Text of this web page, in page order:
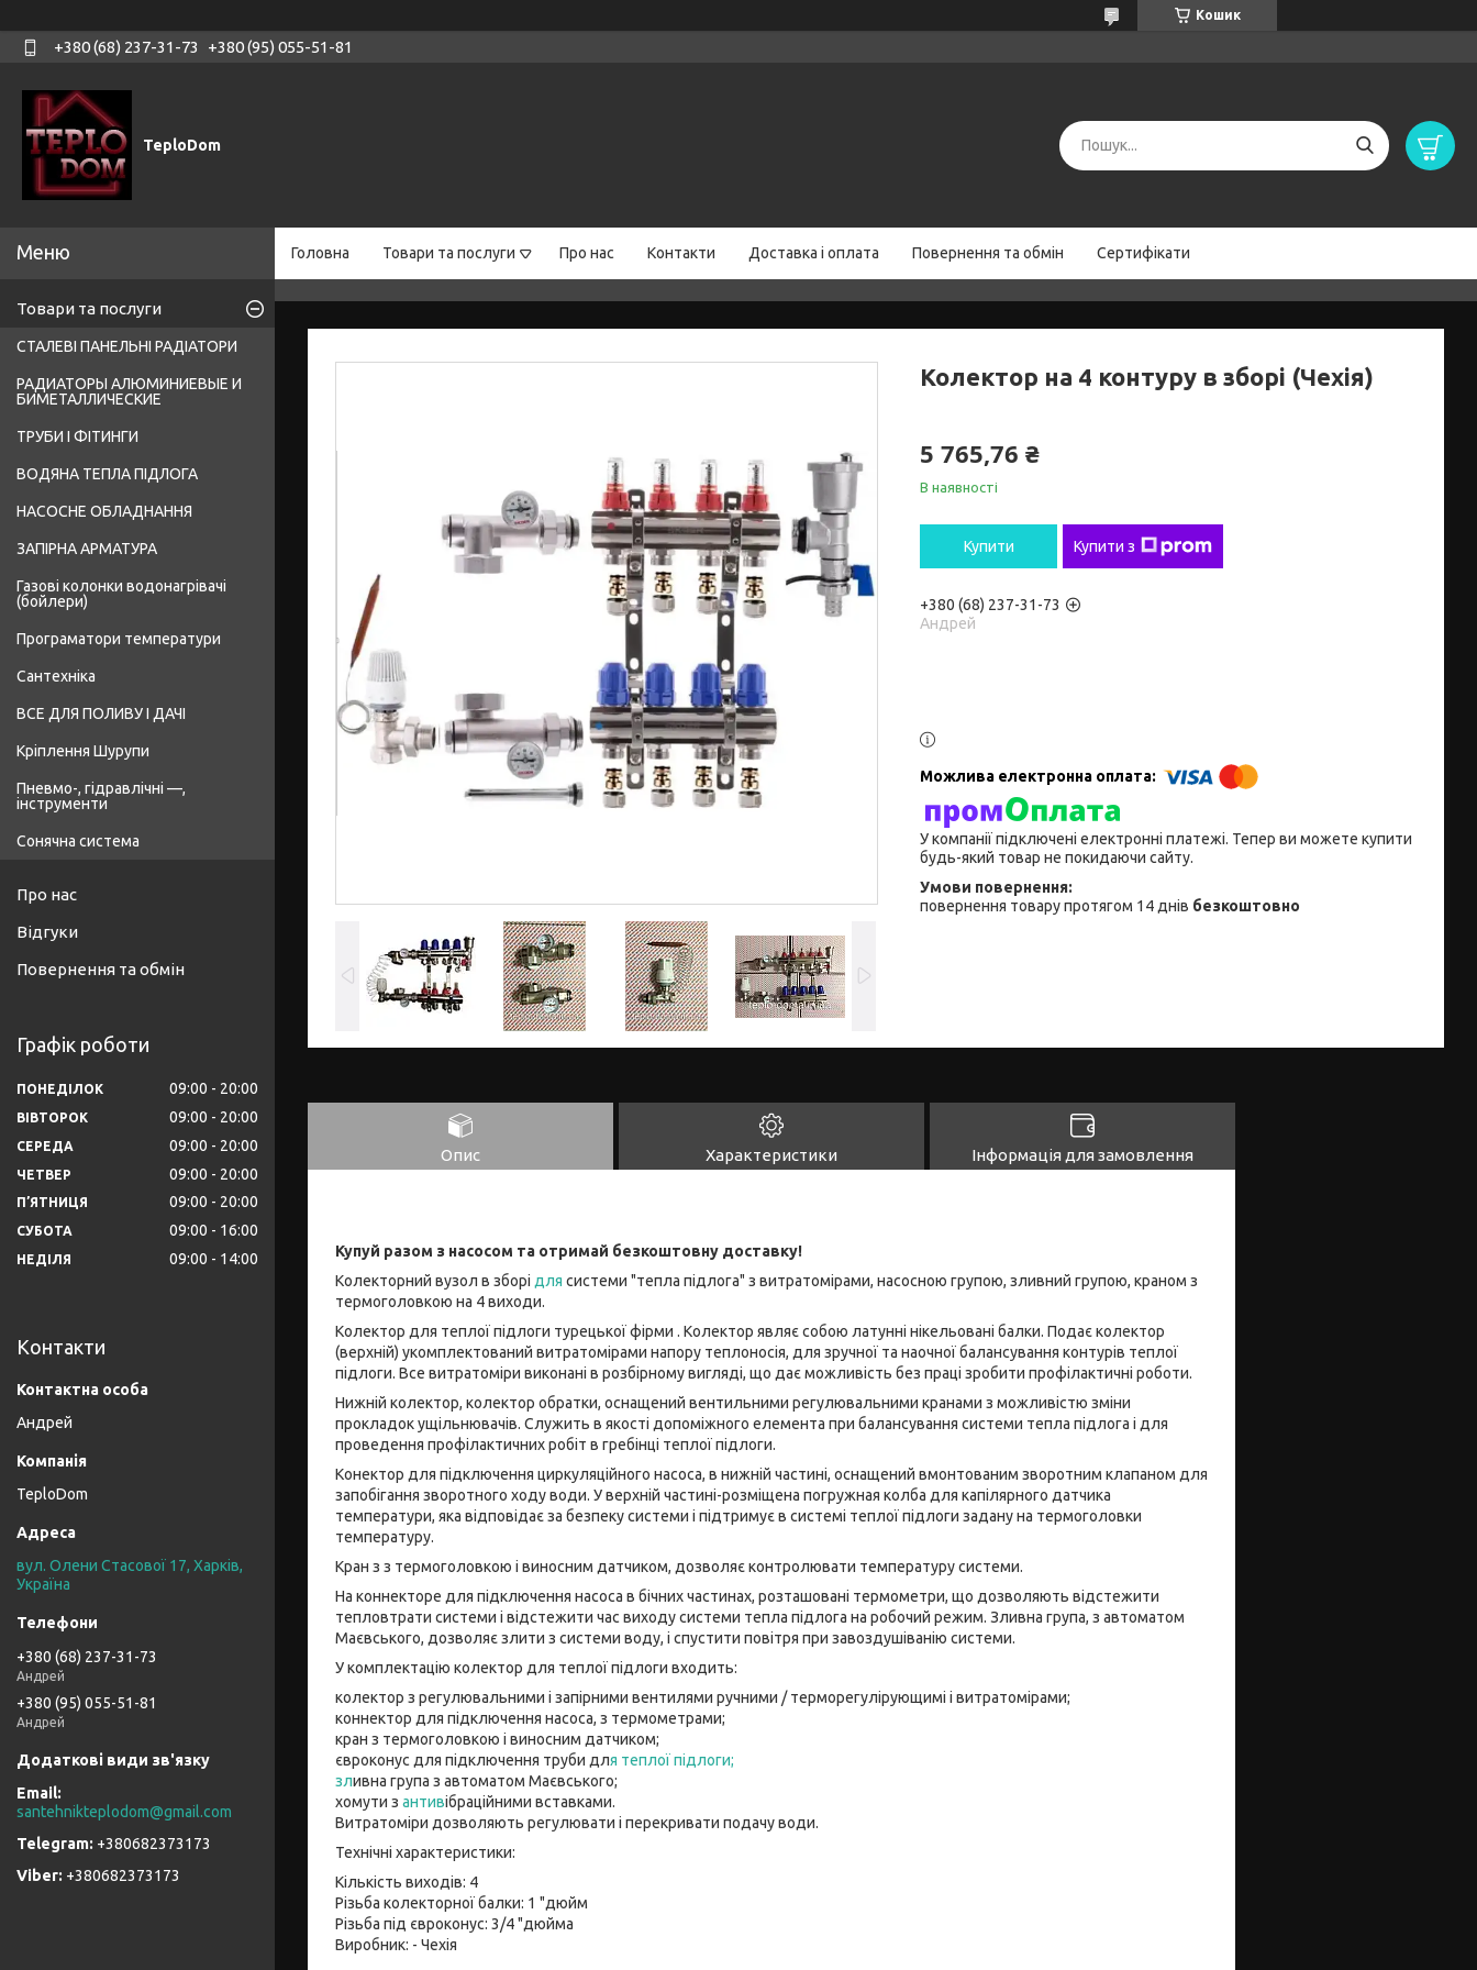
Кошик
+380 (68) 237-31-73 +380 (95) 055-51-81
TeploDom
Головна Товари та послуги Про нас Контакти Доставка і оплата Повернення та обмін Сертифікати
Колектор на 4 контуру в зборі (Чехія)
5 765,76 ₴
В наявності
Купити Купити з
+380 (68) 237-31-73
Андрей
У компанії підключені електронні платежі. Тепер ви можете купити
будь-який товар не покидаючи сайту.
повернення товару протягом 14 днів безкоштовно
Опис Характеристики Інформація для замовлення
Купуй разом з насосом та отримай безкоштовну доставку!
Колекторний вузол в зборі для системи "тепла підлога" з витратомірами, насосною групою, зливний групою, краном з
термоголовкою на 4 виходи.
Колектор для теплої підлоги турецької фірми . Колектор являє собою латунні нікельовані балки. Подає колектор
(верхній) укомплектований витратомірами напору теплоносія, для зручної та наочної балансування контурів теплої
підлоги. Все витратоміри виконані в розбірному вигляді, що дає можливість без праці зробити профілактичні роботи.
Нижній колектор, колектор обратки, оснащений вентильними регулювальними кранами з можливістю зміни
прокладок ущільнювачів. Служить в якості допоміжного елемента при балансування системи тепла підлога і для
проведення профілактичних робіт в гребінці теплої підлоги.
Конектор для підключення циркуляційного насоса, в нижній частині, оснащений вмонтованим зворотним клапаном для
запобігання зворотного ходу води. У верхній частині-розміщена погружная колба для капілярного датчика
температури, яка відповідає за безпеку системи і підтримує в системі теплої підлоги задану на термоголовки
температуру.
Кран з з термоголовкою і виносним датчиком, дозволяє контролювати температуру системи.
На коннекторе для підключення насоса в бічних частинах, розташовані термометри, що дозволяють відстежити
тепловтрати системи і відстежити час виходу системи тепла підлога на робочий режим. Зливна група, з автоматом
Маєвського, дозволяє злити з системи воду, і спустити повітря при завоздушіванію системи.
У комплектацію колектор для теплої підлоги входить:
колектор з регулювальними і запірними вентилями ручними / терморегулірующимі і витратомірами;
коннектор для підключення насоса, з термометрами;
кран з термоголовкою і виносним датчиком;
євроконус для підключення труби для теплої підлоги;
зливна група з автоматом Маєвського;
хомути з антивібраційними вставками.
Витратоміри дозволяють регулювати і перекривати подачу води.
Технічні характеристики:
Кількість виходів: 4
Різьба колекторної балки: 1 "дюйм
Різьба під євроконус: 3/4 "дюйма
Виробник: - Чехія
Товари та послуги
СТАЛЕВІ ПАНЕЛЬНІ РАДІАТОРИ
РАДИАТОРЫ АЛЮМИНИЕВЫЕ И
БИМЕТАЛЛИЧЕСКИЕ
ТРУБИ І ФІТИНГИ
ВОДЯНА ТЕПЛА ПІДЛОГА
НАСОСНЕ ОБЛАДНАННЯ
ЗАПІРНА АРМАТУРА
Газові колонки водонагрівачі
(бойлери)
Програматори температури
Сантехніка
ВСЕ ДЛЯ ПОЛИВУ І ДАЧІ
Кріплення Шурупи
Пневмо-, гідравлічні —,
інструменти
Сонячна система
Про нас
Відгуки
Повернення та обмін
Графік роботи
ПОНЕДІЛОК 09:00 20:00
ВІВТОРОК 09:00 20:00
СЕРЕДА 09:00 20:00
ЧЕТВЕР 09:00 20:00
ПʼЯТНИЦЯ 09:00 20:00
СУБОТА 09:00 16:00
НЕДІЛЯ 09:00 14:00
Контакти
Андрей
TeploDom
вул. Олени Стасової 17, Харків,
Україна
+380 (68) 237-31-73
Андрей
+380 (95) 055-51-81
Андрей
santehnikteplodom@gmail.com
+380682373173
+380682373173